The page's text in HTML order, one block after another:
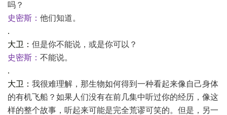
吗？
史密斯： 他们知道。
.
大卫： 但是你不能说，或是你可以？
史密斯： 不能说。
.
大卫： 我很难理解，那生物如何得到一种看起来像自己身体
的有机飞船？如果人们没有在前几集中听过你的经历，像这
样的整个故事，听起来可能是完全荒谬可笑的。但是，另一